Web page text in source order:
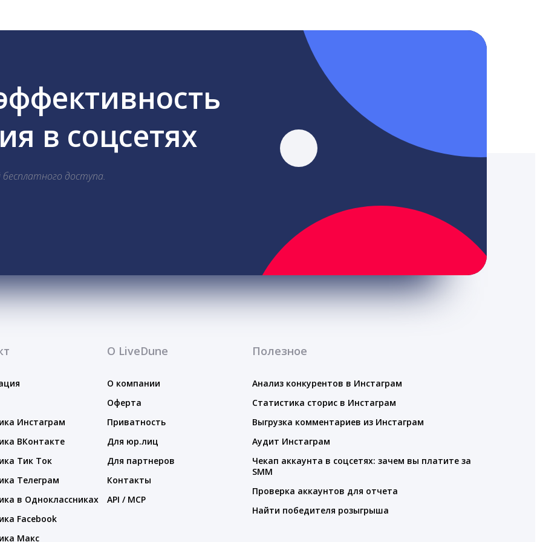
в соцсетях
доступа.
Инстаграм
ВКонтакте
Тик Ток
Телеграм
в Одноклассниках
Facebook
Макс
О LiveDune
О компании
Оферта
Приватность
Для юр.лиц
Для партнеров
Контакты
API / MCP
Полезное
Анализ конкурентов в Инстаграм
Статистика сторис в Инстаграм
Выгрузка комментариев из Инстаграм
Аудит Инстаграм
Чекап аккаунта в соцсетях: зачем вы платите за
SMM
Проверка аккаунтов для отчета
Найти победителя розыгрыша